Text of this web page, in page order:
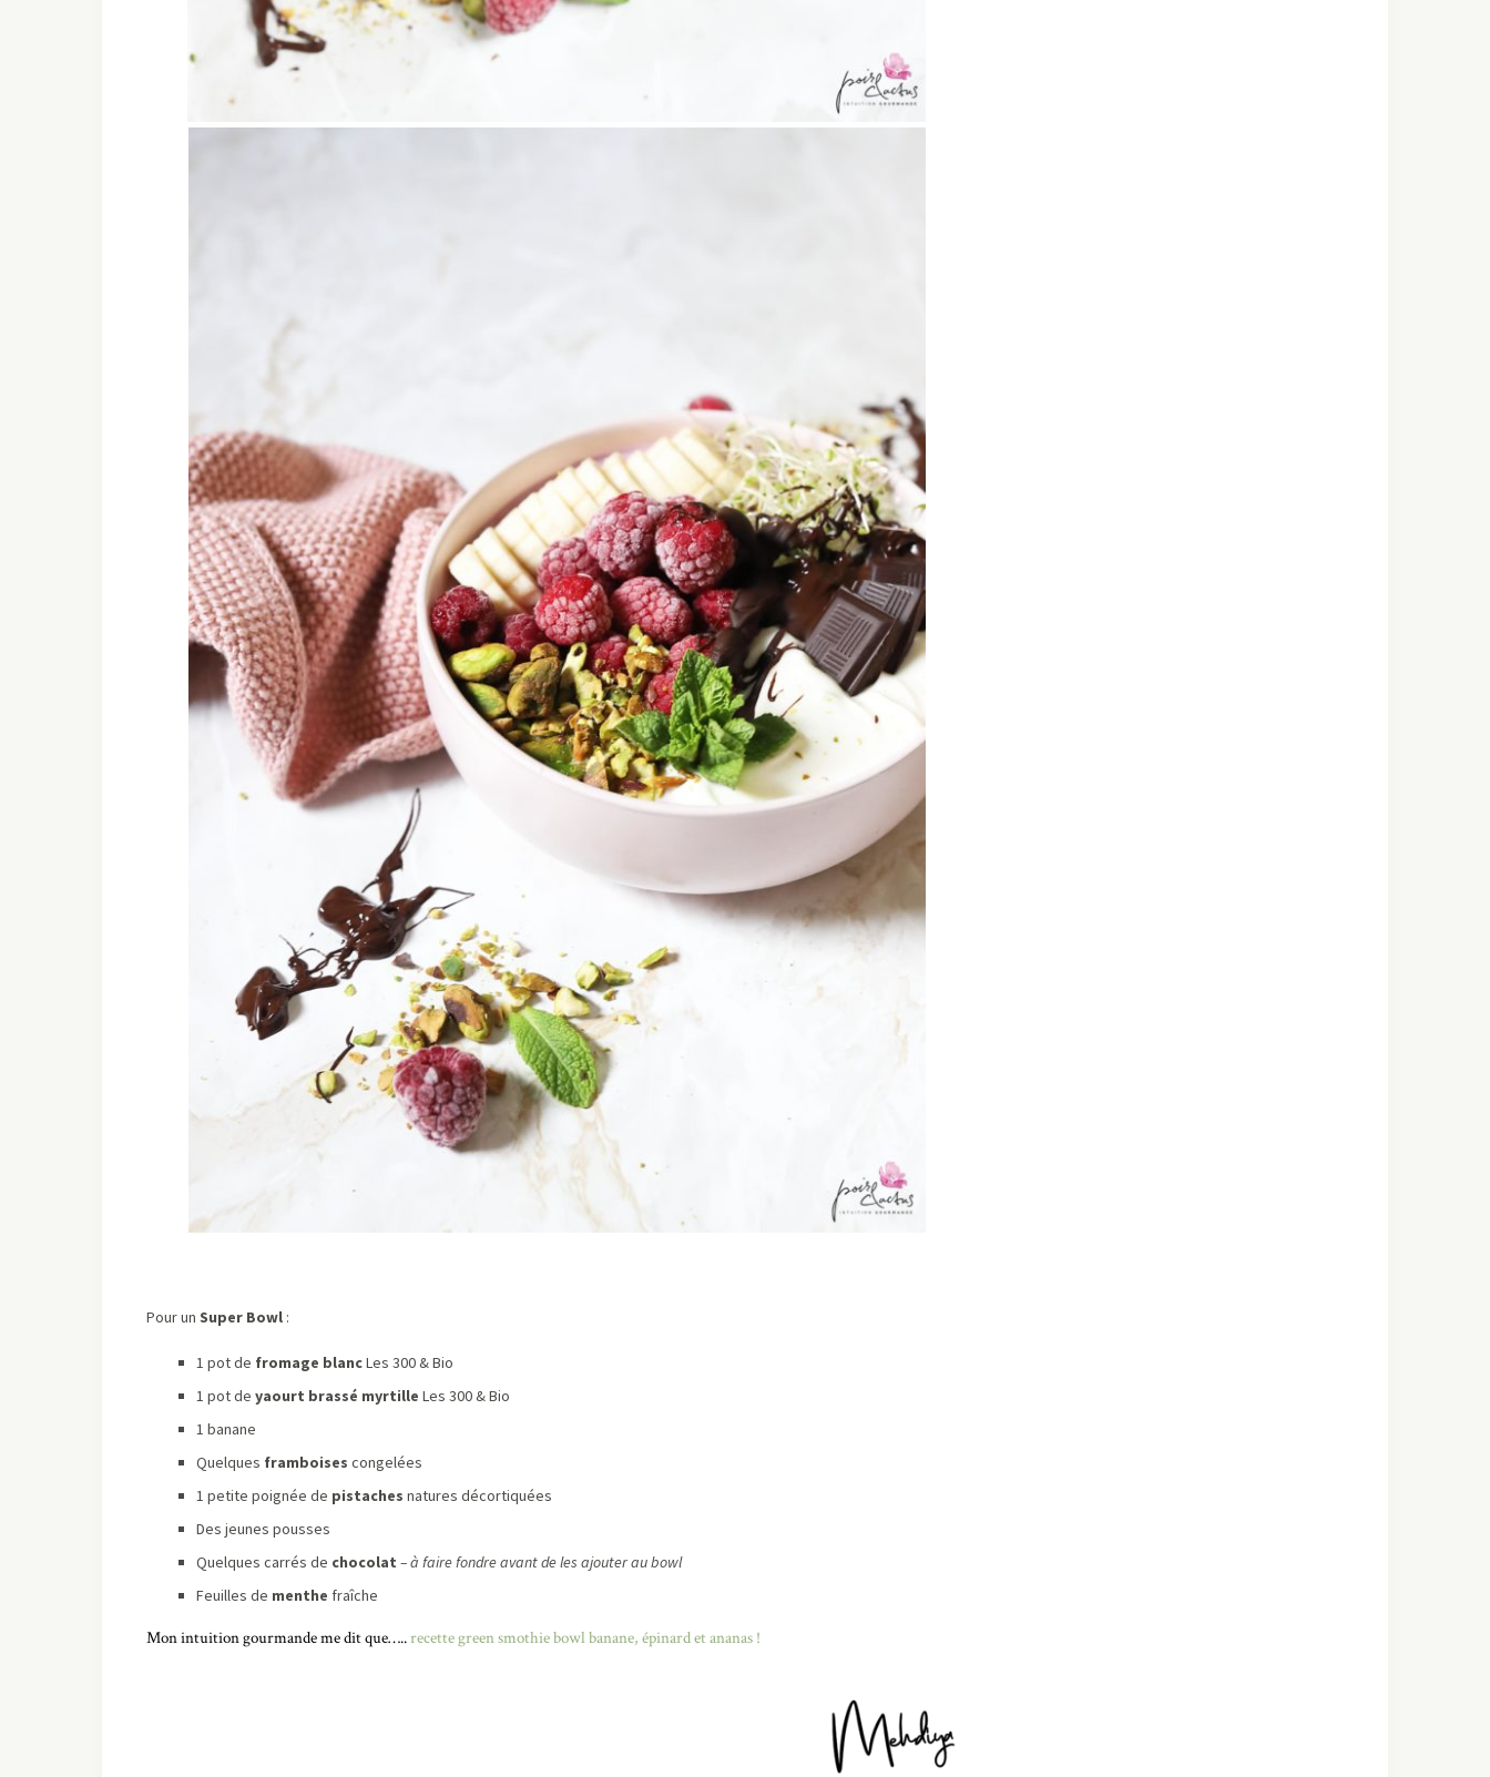
Pour un Super Bowl :
1 pot de fromage blancLes 300 & Bio
1 pot de yaourt brassé myrtille Les 300 & Bio
1 banane
Quelques framboises congelées
1 petite poignée de pistaches natures décortiquées
Des jeunes pousses
Quelques carrés de chocolat – à faire fondre avant de les ajouter au bowl
Feuilles de menthe fraîche
Mon intuition gourmande me dit que…..recette green smothie bowl banane, épinard et ananas !